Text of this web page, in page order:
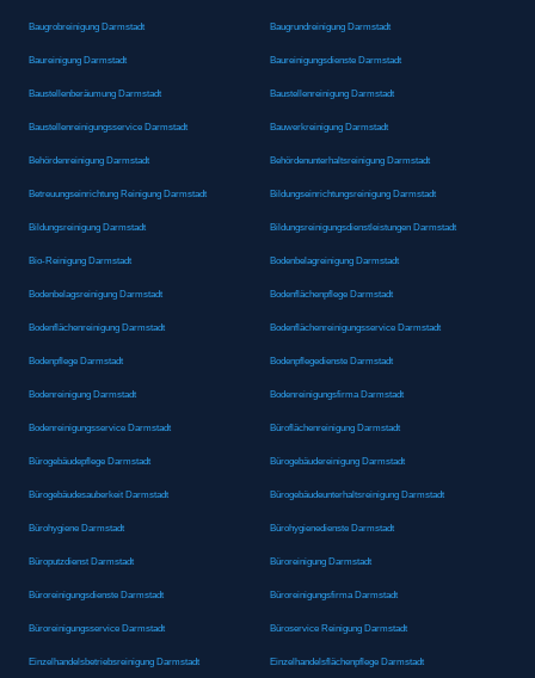
Baugrobreinigung Darmstadt Baugrundreinigung Darmstadt
Baureinigung Darmstadt Baureinigungsdienste Darmstadt
Baustellenberäumung Darmstadt Baustellenreinigung Darmstadt
Baustellenreinigungsservice Darmstadt Bauwerkreinigung Darmstadt
Behördenreinigung Darmstadt Behördenunterhaltsreinigung Darmstadt
Betreuungseinrichtung Reinigung Darmstadt Bildungseinrichtungsreinigung Darmstadt
Bildungsreinigung Darmstadt Bildungsreinigungsdienstleistungen Darmstadt
Bio-Reinigung Darmstadt Bodenbelagreinigung Darmstadt
Bodenbelagsreinigung Darmstadt Bodenflächenpflege Darmstadt
Bodenflächenreinigung Darmstadt Bodenflächenreinigungsservice Darmstadt
Bodenpflege Darmstadt Bodenpflegedienste Darmstadt
Bodenreinigung Darmstadt Bodenreinigungsfirma Darmstadt
Bodenreinigungsservice Darmstadt Büroflächenreinigung Darmstadt
Bürogebäudepflege Darmstadt Bürogebäudereinigung Darmstadt
Bürogebäudesauberkeit Darmstadt Bürogebäudeunterhaltsreinigung Darmstadt
Bürohygiene Darmstadt Bürohygienedienste Darmstadt
Büroputzdienst Darmstadt Büroreinigung Darmstadt
Büroreinigungsdienste Darmstadt Büroreinigungsfirma Darmstadt
Büroreinigungsservice Darmstadt Büroservice Reinigung Darmstadt
Einzelhandelsbetriebsreinigung Darmstadt Einzelhandelsflächenpflege Darmstadt